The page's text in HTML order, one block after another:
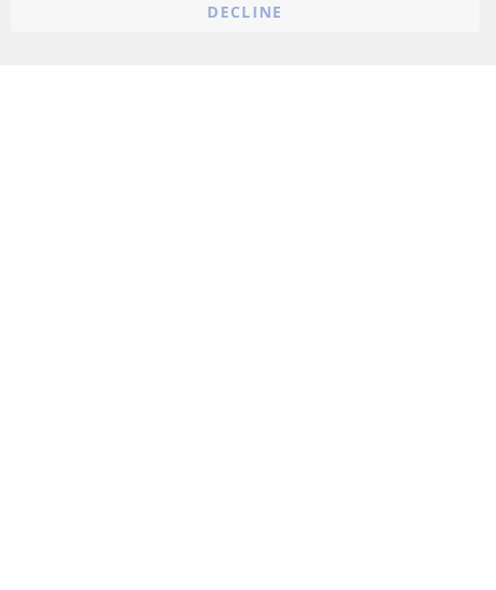
DECLINE